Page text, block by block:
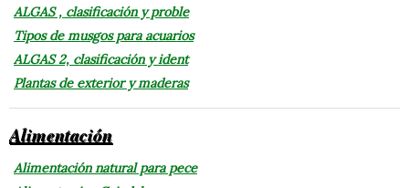
ALGAS , clasificación y proble
Tipos de musgos para acuarios
ALGAS 2, clasificación y ident
Plantas de exterior y maderas
Alimentación
Alimentación natural para pece